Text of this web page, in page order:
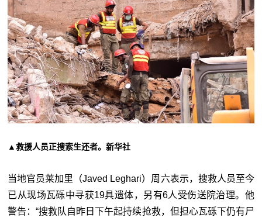
▲救援人员正搜索生还者。新华社
当地官员莱加里（Javed Leghari）周六表示，搜救人员至今
已从现场瓦砾中寻获19具遗体，另有6人受伤送院治理。他
警告：“搜救队自昨日下午起持续抢救，但担心瓦砾下仍有尸